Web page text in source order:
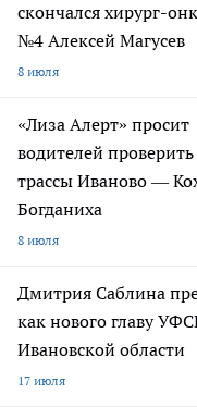
скончался хирург-
№4 Алексей Магусев
8 июля
«Лиза Алерт» просит
водителей
трассы Иваново —
Богданиха
8 июля
Дмитрия Саблина
как нового главу
Ивановской области
17 июля